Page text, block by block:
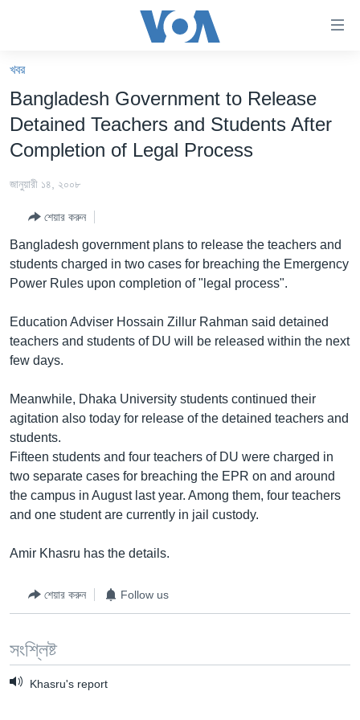
যান।
প্রধান
যান
অনুসন্ধানে
বাংলাদেশ
যুক্তরাষ্ট্র
দক্ষিণ-এশিয়া
সম্পাদকীয়
টেলিভিশন
ভিডিও
FOLLOW US
অন্য ভাষায় ওয়েব সাইট
খবর
Bangladesh Government to Release
Detained Teachers and Students After
Completion of Legal Process
জানুয়ারী ১৪, ২০০৮
শেয়ার করুন
Bangladesh government plans to release the teachers and
students charged in two cases for breaching the Emergency
Power Rules upon completion of "legal process".
Education Adviser Hossain Zillur Rahman said detained
teachers and students of DU will be released within the next
few days.
Meanwhile, Dhaka University students continued their
agitation also today for release of the detained teachers and
students.
Fifteen students and four teachers of DU were charged in
two separate cases for breaching the EPR on and around
the campus in August last year. Among them, four teachers
and one student are currently in jail custody.
Amir Khasru has the details.
শেয়ার করুন Follow us
সংশ্লিষ্ট
Khasru's report